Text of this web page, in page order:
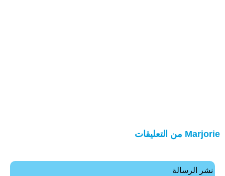
Marjorie من التعليقات
نشر الرسالة